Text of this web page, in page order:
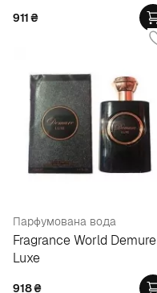
911₴
Парфумована вода
Fragrance World Demure
Luxe
918₴